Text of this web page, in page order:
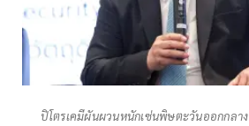
ปิโตรเคมีผันผวนหนักเซ่นพิษตะวันออกกลา